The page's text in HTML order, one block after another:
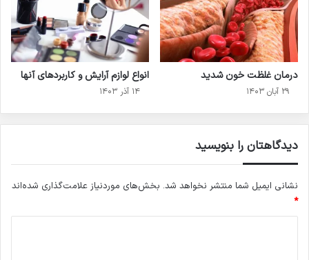
درمان غلظت خون شدید
۲۹ آبان ۱۴۰۳
انواع لوازم آرایش و کاربردهای آنها
۱۴ آذر ۱۴۰۳
دیدگاهتان را بنویسید
نشانی ایمیل شما منتشر نخواهد شد. بخش‌های موردنیاز علامت‌گذاری شده‌اند
*